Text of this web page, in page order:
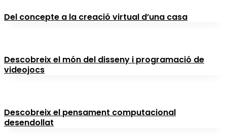
Del concepte a la creació virtual d’una casa
Descobreix el món del disseny i programació de
videojocs
Descobreix el pensament computacional
desendollat